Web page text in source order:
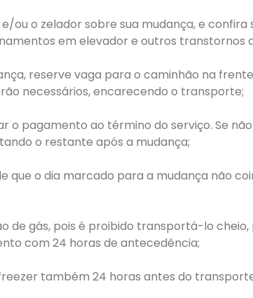
e/ou o zelador sobre sua mudança, e
em elevador e outros transtornos
reserve vaga para o caminhão na
necessários, encarecendo o transporte;
o pagamento ao término do serviço. Se
o restante após a mudança;
que o dia marcado para a mudança não
de gás, pois é proibido transportá-lo
com 24 horas de antecedência;
também 24 horas antes do